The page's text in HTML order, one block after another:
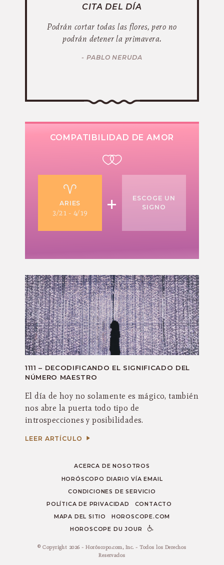
CITA DEL DÍA
Podrán cortar todas las flores, pero no
podrán detener la primavera.
- PABLO NERUDA
COMPATIBILIDAD DE AMOR
ARIES
3/21 - 4/19 +
ESCOGE UN
SIGNO
1111 – DECODIFICANDO EL SIGNIFICADO DEL
NÚMERO MAESTRO
El día de hoy no solamente es mágico, también
nos abre la puerta todo tipo de
introspecciones y posibilidades.
LEER ARTÍCULO
ACERCA DE NOSOTROS
HORÓSCOPO DIARIO VÍA EMAIL
CONDICIONES DE SERVICIO
POLÍTICA DE PRIVACIDAD
CONTACTO
MAPA DEL SITIO
HOROSCOPE.COM
HOROSCOPE DU JOUR
© Copyright 2026 - Horóscopo.com, Inc. - Todos los Derechos
Reservados